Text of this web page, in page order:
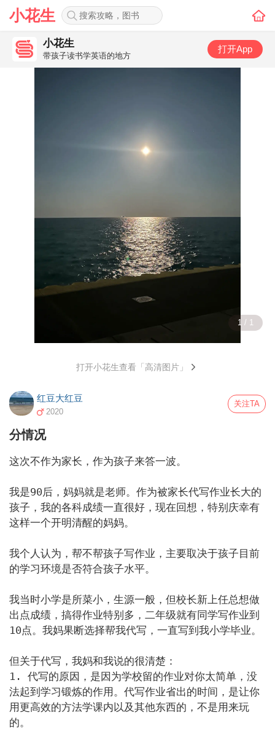
小花生
小花生
带孩子读书学英语的地方
打开App
1 / 1
打开小花生查看「高清图片」
红豆大红豆
2020
关注TA
分情况
这次不作为家长，作为孩子来答一波。
我是90后，妈妈就是老师。作为被家长代写作业长大的
孩子，我的各科成绩一直很好，现在回想，特别庆幸有
这样一个开明清醒的妈妈。
我个人认为，帮不帮孩子写作业，主要取决于孩子目前
的学习环境是否符合孩子水平。
我当时小学是所菜小，生源一般，但校长新上任总想做
出点成绩，搞得作业特别多，二年级就有同学写作业到
10点。我妈果断选择帮我代写，一直写到我小学毕业。
但关于代写，我妈和我说的很清楚：
1. 代写的原因，是因为学校留的作业对你太简单，没
法起到学习锻炼的作用。代写作业省出的时间，是让你
用更高效的方法学课内以及其他东西的，不是用来玩
的。